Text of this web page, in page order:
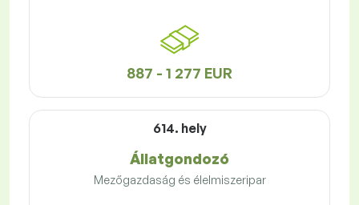
887 - 1 277 EUR
614. hely
Állatgondozó
Mezőgazdaság és élelmiszeripar